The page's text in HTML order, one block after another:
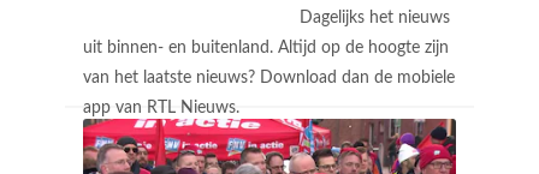
Dagelijks het nieuws
uit binnen- en buitenland. Altijd op de hoogte zijn
van het laatste nieuws? Download dan de mobiele
app van RTL Nieuws.